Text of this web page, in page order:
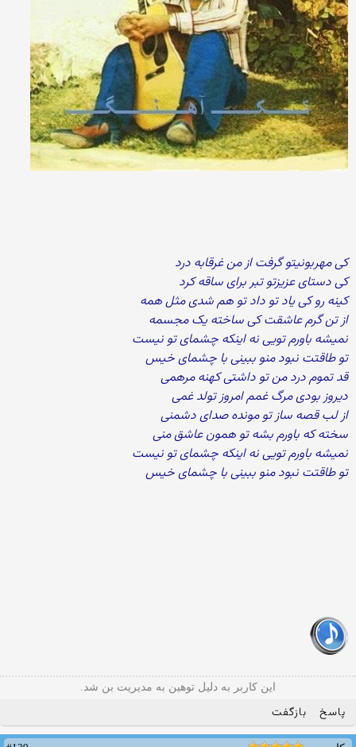
کی مهربونیتو گرفت از من غرقابه درد
کی دستای عزیزتو تبر برای ساقه کرد
کینه رو کی یاد تو داد تو هم شدی مثل همه
از تن گرم عاشقت کی ساخته یک مجسمه
نمیشه باورم تویی نه اینکه چشمای تو نیست
تو طاقتت نبود منو ببینی با چشمای خیس
قد تموم درد من تو داشتی کهنه مرهمی
دیروز بودی مرگ غمم امروز تولد غمی
از لب قصه ساز تو مونده صدای دشمنی
سخته که باورم بشه تو همون عاشق منی
نمیشه باورم تویی نه اینکه چشمای تو نیست
تو طاقتت نبود منو ببینی با چشمای خیس
این کاربر به دلیل توهین به مدیریت بن شد.
پاسخ بازگفت